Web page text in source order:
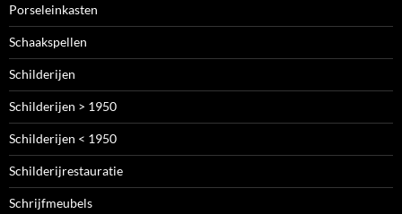
Porseleinkasten
Schaakspellen
Schilderijen
Schilderijen > 1950
Schilderijen < 1950
Schilderijrestauratie
Schrijfmeubels